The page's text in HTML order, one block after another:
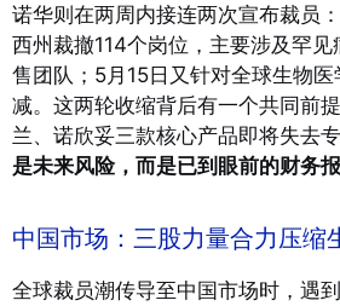
诺华则在两周内接连两次宣布裁员
西州裁撤114个岗位，主要涉及罕
售团队；5月15日又针对全球生物
减。 这两轮收缩背后有一个共同前
兰、诺欣妥三款核心产品即将失去专
是未来风险，而是已到眼前的财务报
中国市场：三股力量合力压缩
全球裁员潮传导至中国市场时，遇